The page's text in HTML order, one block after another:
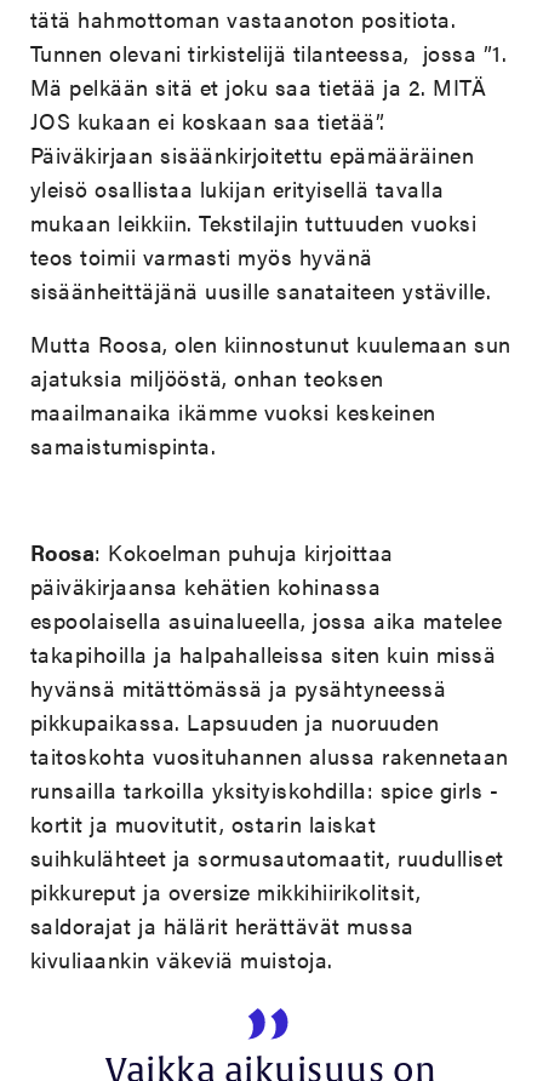
tätä hahmottoman vastaanoton positiota.
Tunnen olevani tirkistelijä tilanteessa, jossa ”1.
Mä pelkään sitä et joku saa tietää ja 2. MITÄ
JOS kukaan ei koskaan saa tietää”.
Päiväkirjaan sisäänkirjoitettu epämääräinen
yleisö osallistaa lukijan erityisellä tavalla
mukaan leikkiin. Tekstilajin tuttuuden vuoksi
teos toimii varmasti myös hyvänä
sisäänheittäjänä uusille sanataiteen ystäville.
Mutta Roosa, olen kiinnostunut kuulemaan sun
ajatuksia miljööstä, onhan teoksen
maailmanaika ikämme vuoksi keskeinen
samaistumispinta.
Roosa: Kokoelman puhuja kirjoittaa
päiväkirjaansa kehätien kohinassa
espoolaisella asuinalueella, jossa aika matelee
takapihoilla ja halpahalleissa siten kuin missä
hyvänsä mitättömässä ja pysähtyneessä
pikkupaikassa. Lapsuuden ja nuoruuden
taitoskohta vuosituhannen alussa rakennetaan
runsailla tarkoilla yksityiskohdilla: spice girls -
kortit ja muovitutit, ostarin laiskat
suihkulähteet ja sormusautomaatit, ruudulliset
pikkureput ja oversize mikkihiirikolitsit,
saldorajat ja hälärit herättävät mussa
kivuliaankin väkeviä muistoja.
Vaikka aikuisuus on